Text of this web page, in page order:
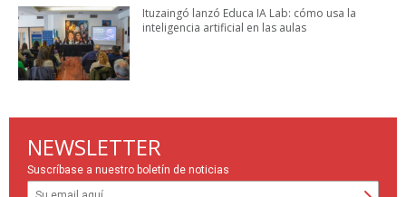
Ituzaingó lanzó Educa IA Lab: cómo usa la
inteligencia artificial en las aulas
NEWSLETTER
Suscríbase a nuestro boletín de noticias